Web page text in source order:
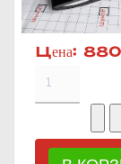
Цена: